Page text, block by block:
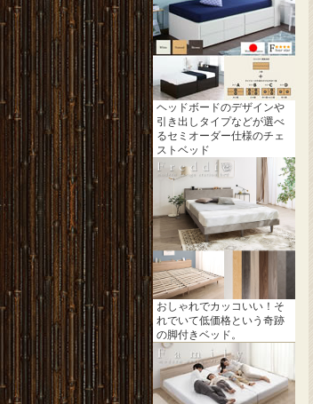
ヘッドボードのデザインや
引き出しタイプなどが選べ
るセミオーダー仕様のチェ
ストベッド
おしゃれでカッコいい！そ
れでいて低価格という奇跡
の脚付きベッド。